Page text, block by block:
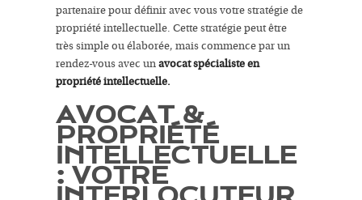
partenaire pour définir avec vous votre stratégie de
propriété intellectuelle. Cette stratégie peut être
très simple ou élaborée, mais commence par un
rendez-vous avec unavocat spécialiste en
propriété intellectuelle.
AVOCAT &
PROPRIÉTÉ
INTELLECTUELLE
: VOTRE